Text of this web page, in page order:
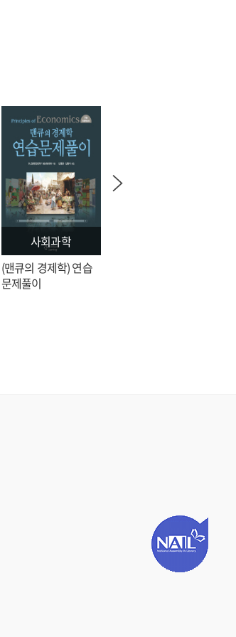
사회과학
(맨큐의 경제학) 연습
문제풀이